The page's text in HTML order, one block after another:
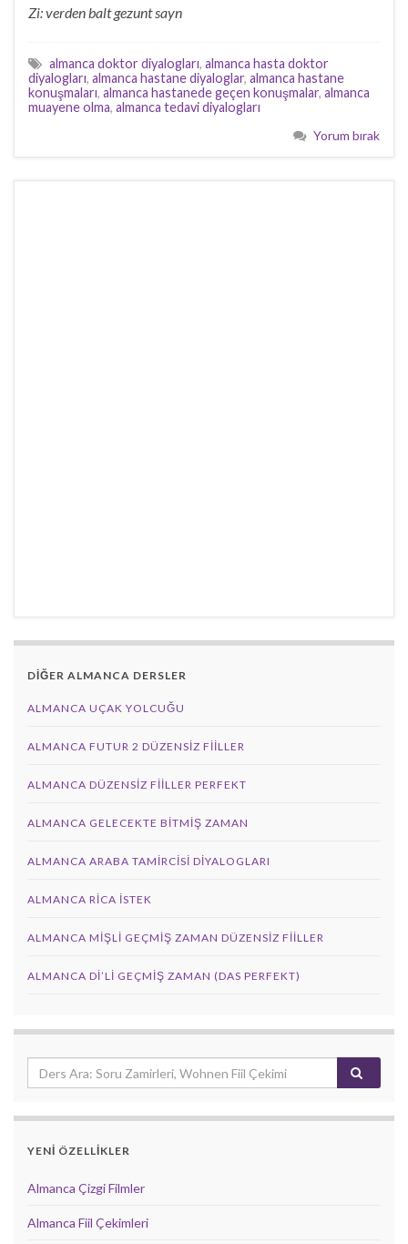
Zi: verden balt gezunt sayn
almanca doktor diyalogları, almanca hasta doktor
diyalogları, almanca hastane diyaloglar, almanca hastane
konuşmaları, almanca hastanede geçen konuşmalar, almanca
muayene olma, almanca tedavi diyalogları
Yorum bırak
DİĞER ALMANCA DERSLER
ALMANCA UÇAK YOLCUĞU
ALMANCA FUTUR 2 DÜZENSIZ FIILLER
ALMANCA DÜZENSIZ FIILLER PERFEKT
ALMANCA GELECEKTE BITMIŞ ZAMAN
ALMANCA ARABA TAMIRCISI DIYALOGLARI
ALMANCA RICA İSTEK
ALMANCA MIŞLI GEÇMIŞ ZAMAN DÜZENSIZ FIILLER
ALMANCA DI’LI GEÇMIŞ ZAMAN (DAS PERFEKT)
YENİ ÖZELLİKLER
Almanca Çizgi Filmler
Almanca Fiil Çekimleri